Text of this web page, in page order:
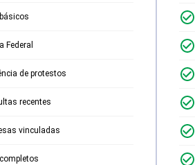
Federal
de protestos
recentes
vinculadas